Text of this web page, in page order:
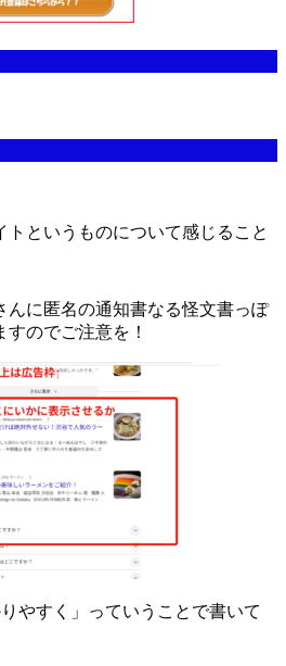
トというものについて感じること
んに匿名の通知書なる怪文書っぽ
のでご注意を！
りやすく」っていうことで書いて